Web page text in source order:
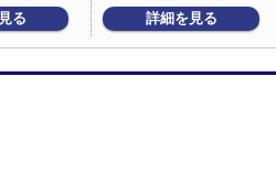
る 詳細を見る